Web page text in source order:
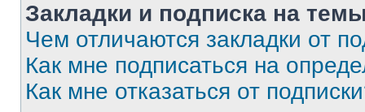
Закладки и подписка на
Чем отличаются закладки от
Как мне подписаться на
Как мне отказаться от